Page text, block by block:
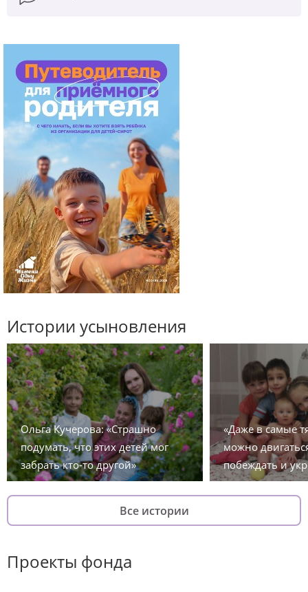
Истории усыновления
Ольга Кучерова: «Страшно
подумать, что этих детей мог
забрать кто-то другой»
«Даже в самые
можно
побеждать и
Все истории
Проекты фонда